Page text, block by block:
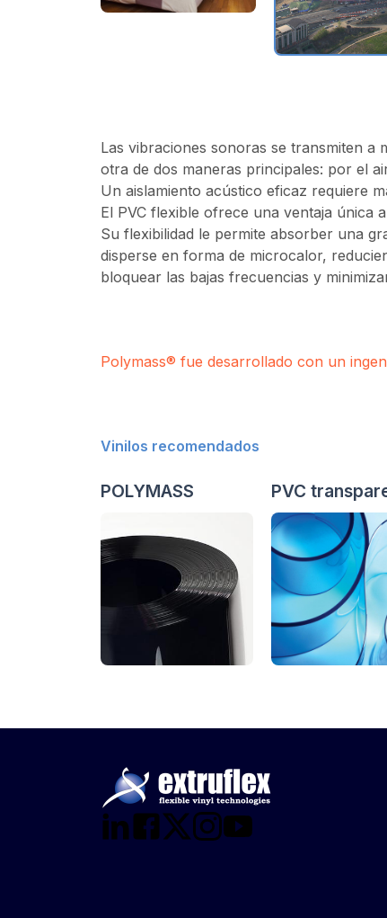
Las vibraciones sonoras se transmiten a
otra de dos maneras principales: por el
Un aislamiento acústico eficaz requiere
El PVC flexible ofrece una ventaja única
Su flexibilidad le permite absorber una
disperse en forma de microcalor,
bloquear las bajas frecuencias y
Polymass® fue desarrollado con un
Vinilos recomendados
POLYMASS PVC